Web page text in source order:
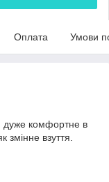
Оплата Умови
дуже комфортне в
змінне взуття.